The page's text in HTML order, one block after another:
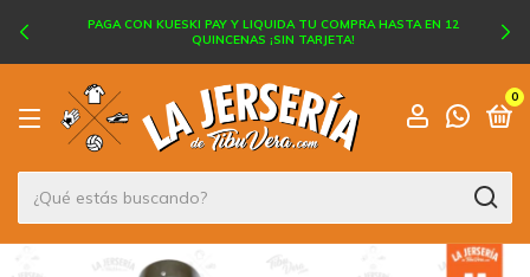
PAGA CON KUESKI PAY Y LIQUIDA TU COMPRA HASTA EN 12
QUINCENAS ¡SIN TARJETA!
0